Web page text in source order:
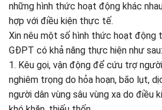
những hình thức hoạt động khác
hợp với điều kiện thực tế.
Xin nêu một số hình thức hoạt động
GĐPT có khả năng thực hiện như sau:
1. Kêu gọi, vận động để cứu trợ
nghiêm trọng do hỏa hoạn, bão lụt,
người dân vùng sâu vùng xa do điều